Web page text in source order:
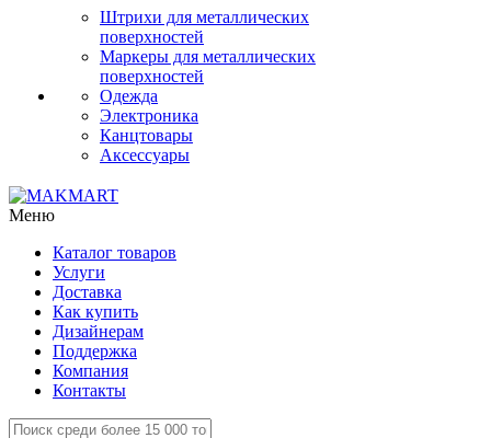
Штрихи для металлических
поверхностей
Маркеры для металлических
поверхностей
Одежда
Электроника
Канцтовары
Аксессуары
Меню
Каталог товаров
Услуги
Доставка
Как купить
Дизайнерам
Поддержка
Компания
Контакты